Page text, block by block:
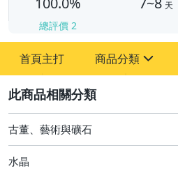
總評價 2
天
首頁主打 商品分類
其它
[全店] 周年慶
[全店] 粉絲專享
古董、藝術與礦石
水晶